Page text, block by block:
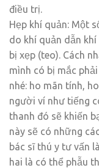
điều trị.
Hẹp khí quản: Một
do khí quản dẫn
bị xẹp (teo). Cách
mình có bị mắc
nhé: ho mãn tính,
người ví như tiếng
thanh đó sẽ khiến
này sẽ có những
bác sĩ thú y tư vấn
hai là có thể phẫu